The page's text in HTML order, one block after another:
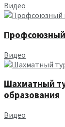
Видео
Видео
Шахматный
образования
Видео